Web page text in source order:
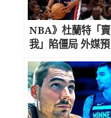
NBA》杜蘭特「賣
我」陷僵局 外媒預